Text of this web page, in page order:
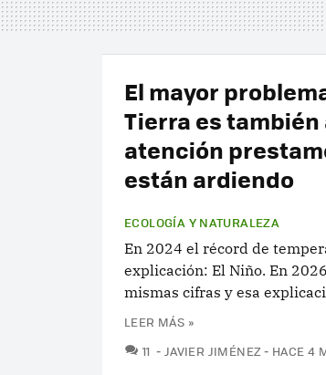
El mayor
Tierra es también
atención
están ardiendo
ECOLOGÍA Y NATURALEZA
En 2024 el récord de
explicación: El Niño. En
mismas cifras y esa
LEER MÁS »
11 COMENTARIOS
JAVIER JIMÉNEZ HACE 4